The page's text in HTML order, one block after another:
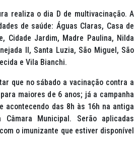
realiza o dia D de multivacinação. A
de saúde: Águas Claras, Casa de
Cidade Jardim, Madre Paulina, Nilda
II, Santa Luzia, São Miguel, São
e Vila Bianchi.
que no sábado a vacinação contra a
maiores de 6 anos; já a campanha
acontecendo das 8h às 16h na antiga
Municipal. Serão aplicadas
o imunizante que estiver disponível